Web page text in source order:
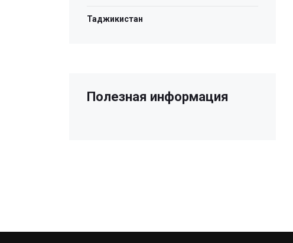
Таджикистан
Полезная информация